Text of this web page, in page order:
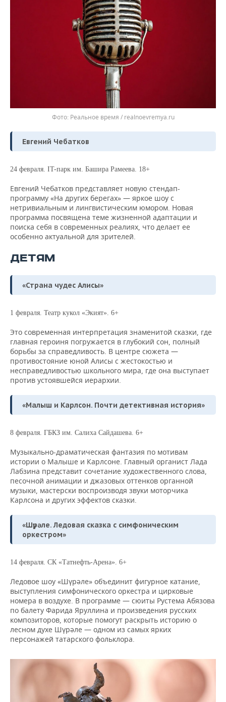
Реальное время / realnoevremya.ru
Евгений Чебатков
24 февраля. IT-парк им. Башира Рамеева. 18+
Евгений Чебатков представляет новую стендап-
программу «На других берегах» — яркое шоу с
нетривиальным и лингвистическим юмором. Новая
программа посвящена теме жизненной адаптации и
поиска себя в современных реалиях, что делает ее
особенно актуальной для зрителей.
ДЕТЯМ
«Страна чудес Алисы»
1 февраля. Театр кукол «Экият». 6+
Это современная интерпретация знаменитой сказки, где
главная героиня погружается в глубокий сон, полный
борьбы за справедливость. В центре сюжета —
противостояние юной Алисы с жестокостью и
несправедливостью школьного мира, где она выступает
против устоявшейся иерархии.
«Малыш и Карлсон. Почти детективная история»
8 февраля. ГБКЗ им. Салиха Сайдашева. 6+
Музыкально-драматическая фантазия по мотивам
истории о Малыше и Карлсоне. Главный органист Лада
Лабзина представит сочетание художественного слова,
песочной анимации и джазовых оттенков органной
музыки, мастерски воспроизводя звуки моторчика
Карлсона и других эффектов сказки.
«Шүрәле. Ледовая сказка с симфоническим
оркестром»
14 февраля. СК «Татнефть-Арена». 6+
Ледовое шоу «Шүрәле» объединит фигурное катание,
выступления симфонического оркестра и цирковые
номера в воздухе. В программе — сюиты Рустема Абязова
по балету Фарида Яруллина и произведения русских
композиторов, которые помогут раскрыть историю о
лесном духе Шүрәле — одном из самых ярких
персонажей татарского фольклора.